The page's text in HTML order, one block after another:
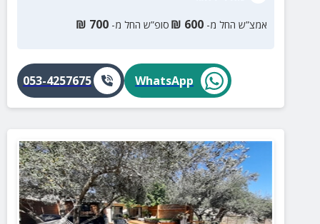
אמצ”ש החל מ- 600
₪ סופ”ש החל מ- 700
₪
WhatsApp
053-4257675